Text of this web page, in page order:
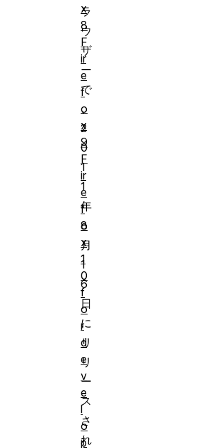
ラ
ウ
ザ
ー
で
、
2
0
1
1
年
8
月
1
6
日
に
リ
リ
ー
ス
さ
れ
x
8
F
ir
e
f
o
x
9
F
ir
e
f
o
x
1
0
f
o
r
d
e
v
e
l
o
p